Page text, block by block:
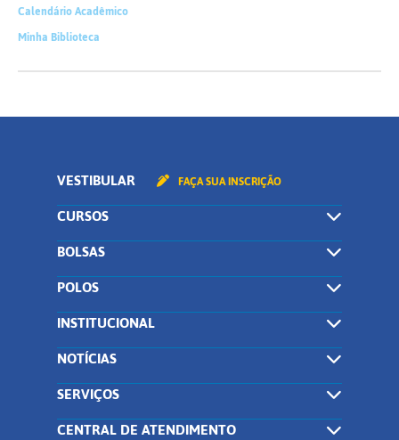
Calendário Acadêmico
Minha Biblioteca
VESTIBULAR FAÇA SUA INSCRIÇÃO
CURSOS
BOLSAS
POLOS
INSTITUCIONAL
NOTÍCIAS
SERVIÇOS
CENTRAL DE ATENDIMENTO